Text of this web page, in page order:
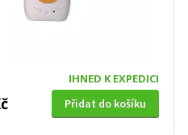
IHNED K EXPEDICI
Přidat do košíku